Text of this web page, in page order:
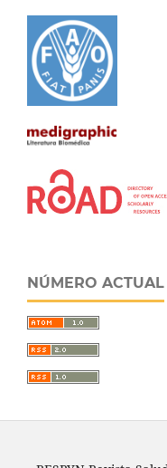
NÚMERO ACTUAL